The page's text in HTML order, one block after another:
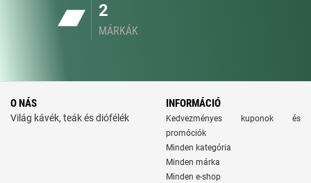
2
MÁRKÁK
O NÁS
Világ kávék, teák és diófélék
INFORMÁCIÓ
Kedvezményes kuponok és
promóciók
Minden kategória
Minden márka
Minden e-shop